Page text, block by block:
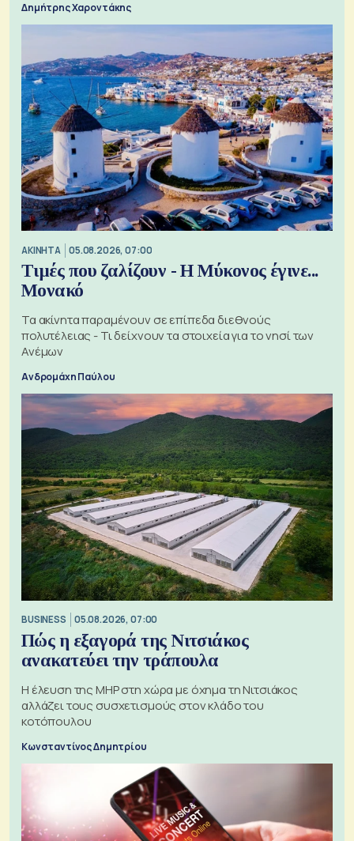
Δημήτρης Χαροντάκης
ΑΚΙΝΗΤΑ 05.08.2026, 07:00
Τιμές που ζαλίζουν - Η Μύκονος έγινε...
Μονακό
Τα ακίνητα παραμένουν σε επίπεδα διεθνούς
πολυτέλειας - Τι δείχνουν τα στοιχεία για το νησί των
Ανέμων
Ανδρομάχη Παύλου
BUSINESS 05.08.2026, 07:00
Πώς η εξαγορά της Νιτσιάκος
ανακατεύει την τράπουλα
H έλευση της MHP στη χώρα με όχημα τη Νιτσιάκος
αλλάζει τους συσχετισμούς στον κλάδο του
κοτόπουλου
Κωνσταντίνος Δημητρίου